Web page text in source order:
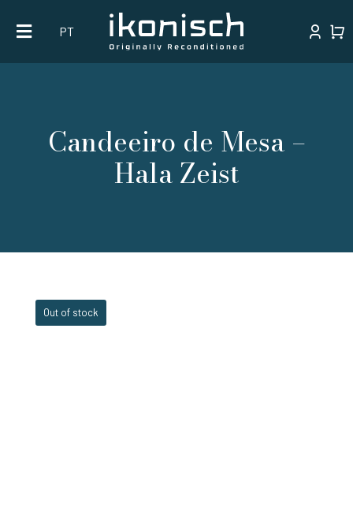
content
PT
Candeeiro de Mesa –
Hala Zeist
Out of stock